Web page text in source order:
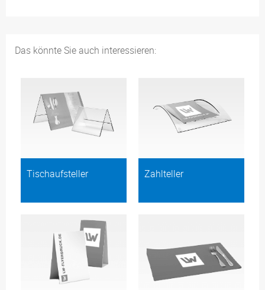
Das könnte Sie auch interessieren:
Tischaufsteller Zahlteller